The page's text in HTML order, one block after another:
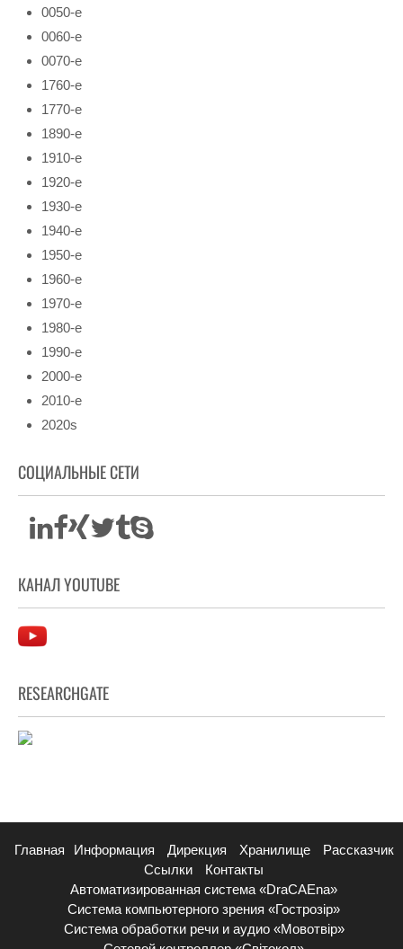
0050-е
0060-е
0070-е
1760-е
1770-е
1890-е
1910-е
1920-е
1930-е
1940-е
1950-е
1960-е
1970-е
1980-е
1990-е
2000-е
2010-е
2020s
СОЦИАЛЬНЫЕ СЕТИ
КАНАЛ YOUTUBE
RESEARCHGATE
Главная Информация Дирекция Хранилище
Рассказчик
Ссылки
Контакты
Автоматизированная система «DraCAEna»
Система компьютерного зрения «Гострозір»
Система обработки речи и аудио «Мовотвір»